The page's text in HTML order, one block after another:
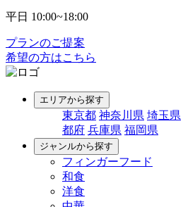
平日 10:00~18:00
プランのご提案
希望の方はこちら
エリアから探す
東京都 神奈川県 埼玉県
都府 兵庫県 福岡県
ジャンルから探す
フィンガーフード
和食
洋食